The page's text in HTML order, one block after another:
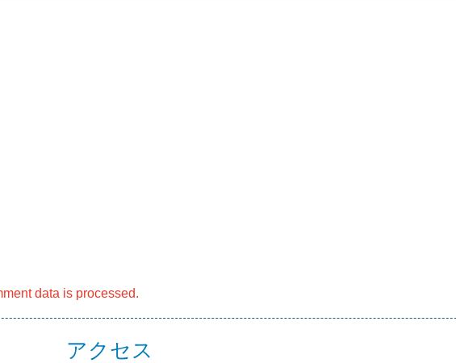
data is processed.
アクセス